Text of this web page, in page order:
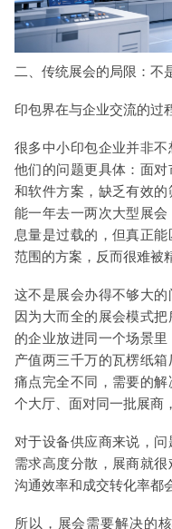
二、传统展会的局限：不
印包界在与企业交流的过
很多中小印包企业并非不
他们的问题更具体：面
和软件方案，缺乏有效
能一年去一两次大型展
息量是过载的，但真正
范围的方案，反而很难被
这不是展会办得不够大
因为大而全的展会模式
的企业放进同一个场景
产值两三千万的瓦楞纸
痛点完全不同，需要的
个大厅、面对同一批展商
对于设备供应商来说，
需求高度分散，展商就
沟通效率和成交转化率都
所以，展会需要解决的